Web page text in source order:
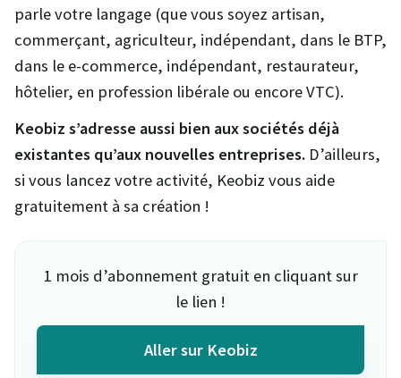
parle votre langage (que vous soyez artisan,
commerçant, agriculteur, indépendant, dans le BTP,
dans le e-commerce, indépendant, restaurateur,
hôtelier, en profession libérale ou encore VTC).
Keobiz s’adresse aussi bien aux sociétés déjà
existantes qu’aux nouvelles entreprises. D’ailleurs,
si vous lancez votre activité, Keobiz vous aide
gratuitement à sa création !
1 mois d’abonnement gratuit en cliquant sur
le lien !
Aller sur Keobiz